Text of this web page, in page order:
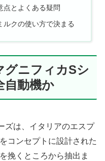
点とよくある疑問
ルクの使い方で決まる
グニフィカSシ
自動機か
ズは、イタリアのエスプ
コンセプトに設計された
挽くところから抽出ま